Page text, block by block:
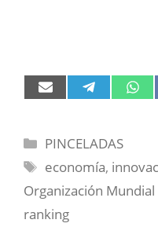
Compartir
en
Compartir
en en
Categorías
PINCELADAS
Etiquetas
economía,
Organización
ranking